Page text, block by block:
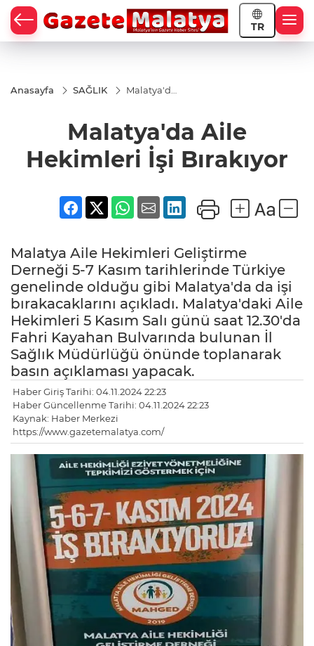
TR
Anasayfa SAĞLIK
Malatya'da
İşi
Bırakıyor
Malatya'da Aile
Hekimleri İşi Bırakıyor
Malatya Aile Hekimleri Geliştirme
Derneği 5-7 Kasım tarihlerinde Türkiye
genelinde olduğu gibi Malatya'da da işi
bırakacaklarını açıkladı. Malatya'daki Aile
Hekimleri 5 Kasım Salı günü saat 12.30'da
Fahri Kayahan Bulvarında bulunan İl
Sağlık Müdürlüğü önünde toplanarak
basın açıklaması yapacak.
Haber Giriş Tarihi: 04.11.2024 22:23
Haber Güncellenme Tarihi: 04.11.2024 22:23
Kaynak: Haber Merkezi
https://www.gazetemalatya.com/